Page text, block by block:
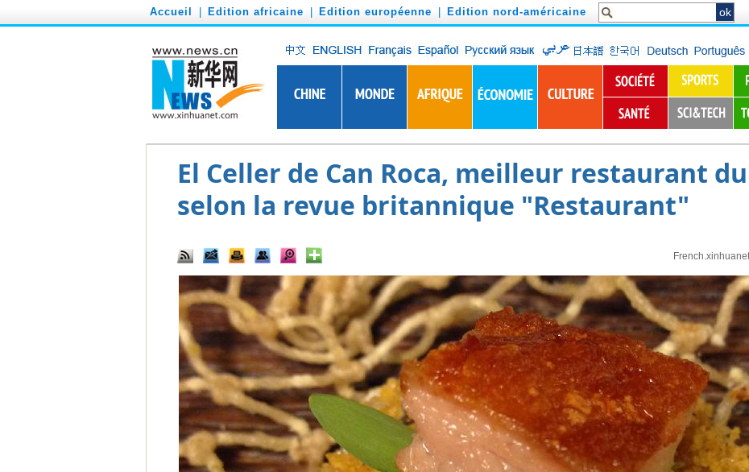
Accueil Edition africaine Edition européenne Edition nord-américaine
El Celler de Can Roca, meilleur restaurant
selon la revue britannique "Restaurant"